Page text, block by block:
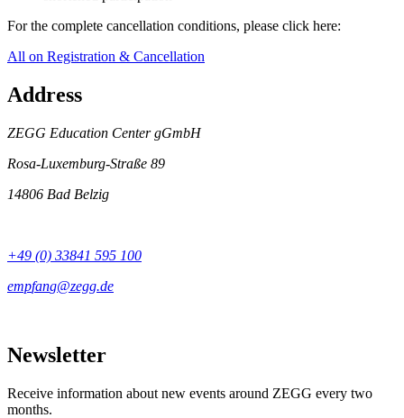
For the complete cancellation conditions, please click here:
All on Registration & Cancellation
Address
ZEGG Education Center gGmbH
Rosa-Luxemburg-Straße 89
14806 Bad Belzig
+49 (0) 33841 595 100
Newsletter
Receive information about new events around ZEGG every two
months.